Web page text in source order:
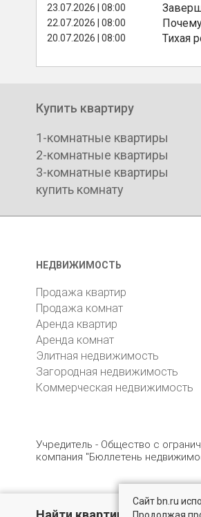
23.07.2026 | 08:00
22.07.2026 | 08:00
20.07.2026 | 08:00 Тихая
Купить квартиру
1-комнатные квартиры
2-комнатные квартиры
3-комнатные квартиры
купить комнату
НЕДВИЖИМОСТЬ
Продажа квартир
Продажа комнат
Аренда квартир
Аренда комнат
Элитная недвижимость
Загородная недвижимость
Коммерческая недвижимость
Учредитель - Общество с
компания "Бюллетень
© 2005 – 2026, ООО «УК «БН»
Сайт bn.ru